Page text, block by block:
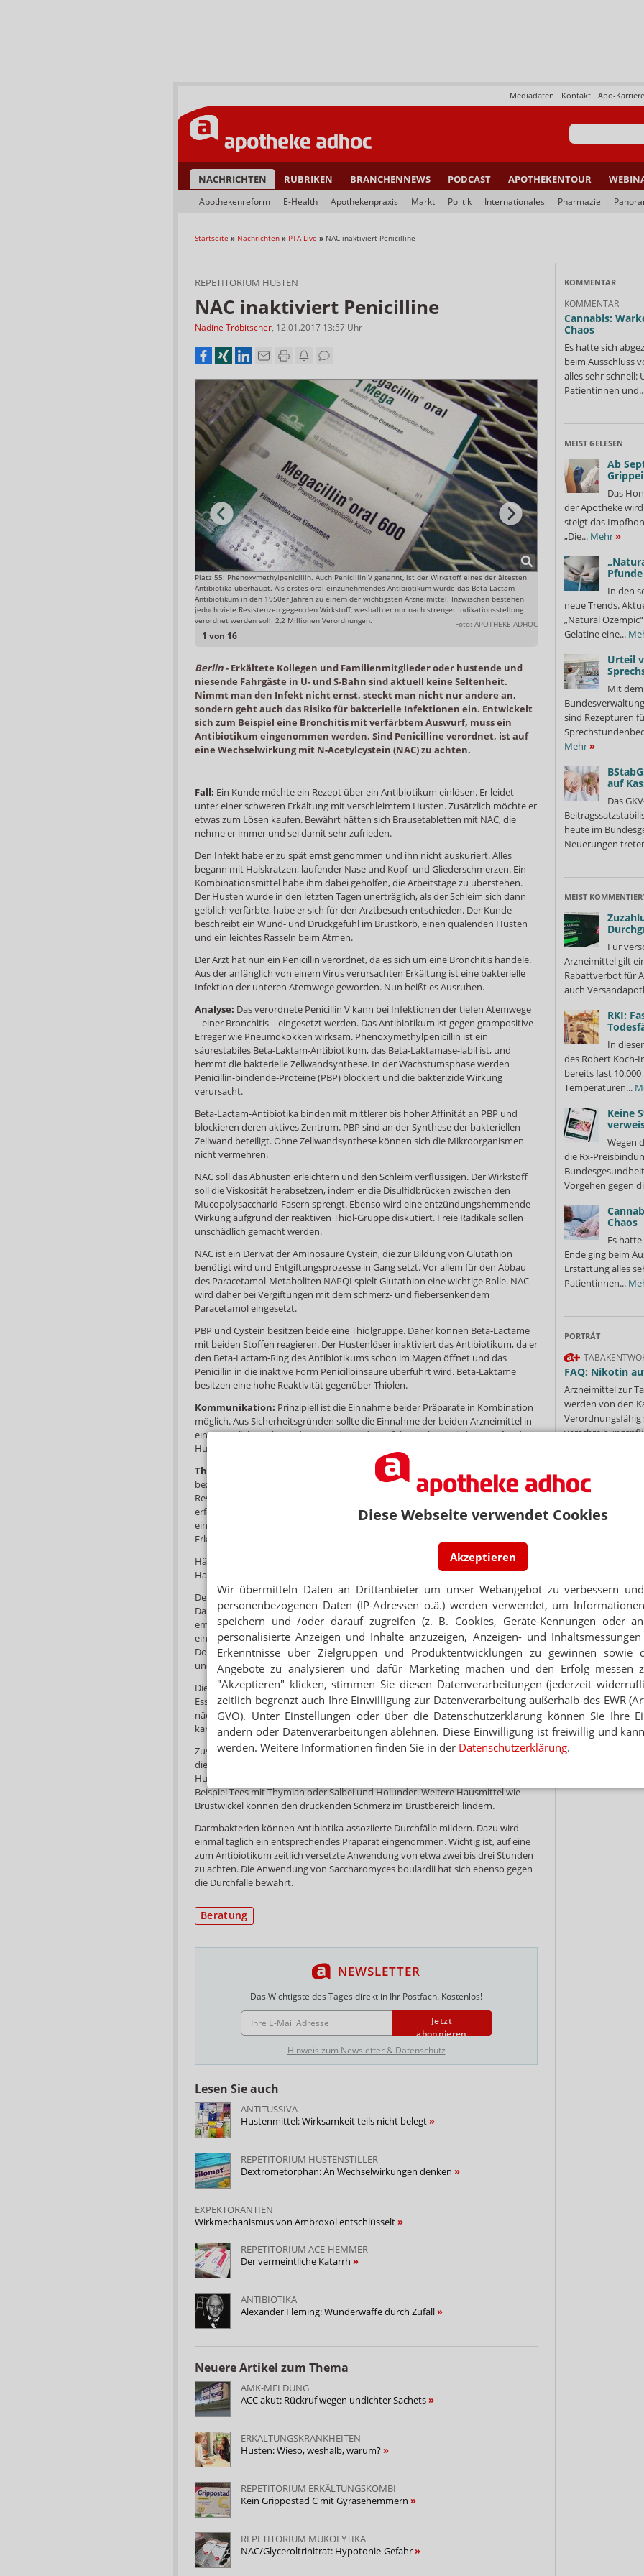
Diese Webseite verwendet Cookies
Akzeptieren
Wir übermitteln Daten an Drittanbieter um unser Webangebot zu verbessern
personenbezogenen Daten (IP-Adressen o.ä.) werden verwendet, um
speichern und /oder darauf zugreifen (z. B. Cookies, Geräte-Kennungen oder
personalisierte Anzeigen und Inhalte anzuzeigen, Anzeigen- und
Erkenntnisse über Zielgruppen und Produktentwicklungen zu gewinnen sowie
Angebote zu analysieren und dafür Marketing machen und den Erfolg messen
"Akzeptieren" klicken, stimmen Sie diesen Datenverarbeitungen (jederzeit
zeitlich begrenzt auch Ihre Einwilligung zur Datenverarbeitung außerhalb des EWR
GVO). Unter Einstellungen oder über die Datenschutzerklärung können Sie Ihre
ändern oder Datenverarbeitungen ablehnen. Diese Einwilligung ist freiwillig und
werden. Weitere Informationen finden Sie in der Datenschutzerklärung.
Apo-Karriere
Kontakt
Mediadaten
NACHRICHTEN RUBRIKEN BRANCHENNEWS PODCAST APOTHEKENTOUR
Apothekenreform E-Health Apothekenpraxis Markt Politik Internationales Pharmazie
Startseite » Nachrichten » PTA Live » NAC inaktiviert Penicilline
REPETITORIUM HUSTEN
NAC inaktiviert Penicilline
Nadine Tröbitscher, 12.01.2017 13:57 Uhr
1 von 16
Platz 55: Phenoxymethylpenicillin. Auch Penicillin V genannt, ist der Wirkstoff eines der ältesten
Antibiotika überhaupt. Als erstes oral einzunehmendes Antibiotikum wurde das Beta-Lactam-
Antibiotikum in den 1950er Jahren zu einem der wichtigsten Arzneimittel. Inzwischen bestehen
jedoch viele Resistenzen gegen den Wirkstoff, weshalb er nur nach strenger Indikationsstellung
verordnet werden soll. 2,2 Millionen Verordnungen.
Foto: APOTHEKE ADHOC
Per Zufall zur Revolution:
entdeckt. Heute ist der 60.
Berlin- Erkältete Kollegen und Familienmitglieder oder hustende und
niesende Fahrgäste in U- und S-Bahn sind aktuell keine Seltenheit.
Nimmt man den Infekt nicht ernst, steckt man nicht nur andere an,
sondern geht auch das Risiko für bakterielle Infektionen ein. Entwickelt
sich zum Beispiel eine Bronchitis mit verfärbtem Auswurf, muss ein
Antibiotikum eingenommen werden. Sind Penicilline verordnet, ist auf
eine Wechselwirkung mit N-Acetylcystein (NAC) zu achten.
Fall: Ein Kunde möchte ein Rezept über ein Antibiotikum einlösen. Er leidet
unter einer schweren Erkältung mit verschleimtem Husten. Zusätzlich möchte er
etwas zum Lösen kaufen. Bewährt hätten sich Brausetabletten mit NAC, die
nehme er immer und sei damit sehr zufrieden.
Den Infekt habe er zu spät ernst genommen und ihn nicht auskuriert. Alles
begann mit Halskratzen, laufender Nase und Kopf- und Gliederschmerzen. Ein
Kombinationsmittel habe ihm dabei geholfen, die Arbeitstage zu überstehen.
Der Husten wurde in den letzten Tagen unerträglich, als der Schleim sich dann
gelblich verfärbte, habe er sich für den Arztbesuch entschieden. Der Kunde
beschreibt ein Wund- und Druckgefühl im Brustkorb, einen quälenden Husten
und ein leichtes Rasseln beim Atmen.
Der Arzt hat nun ein Penicillin verordnet, da es sich um eine Bronchitis handele.
Aus der anfänglich von einem Virus verursachten Erkältung ist eine bakterielle
Infektion der unteren Atemwege geworden. Nun heißt es Ausruhen.
Analyse: Das verordnete Penicillin V kann bei Infektionen der tiefen Atemwege
– einer Bronchitis – eingesetzt werden. Das Antibiotikum ist gegen grampositive
Erreger wie Pneumokokken wirksam. Phenoxymethylpenicillin ist ein
säurestabiles Beta-Laktam-Antibiotikum, das Beta-Laktamase-labil ist, und
hemmt die bakterielle Zellwandsynthese. In der Wachstumsphase werden
Penicillin-bindende-Proteine (PBP) blockiert und die bakterizide Wirkung
verursacht.
Beta-Lactam-Antibiotika binden mit mittlerer bis hoher Affinität an PBP und
blockieren deren aktives Zentrum. PBP sind an der Synthese der bakteriellen
Zellwand beteiligt. Ohne Zellwandsynthese können sich die Mikroorganismen
nicht vermehren.
NAC soll das Abhusten erleichtern und den Schleim verflüssigen. Der Wirkstoff
soll die Viskosität herabsetzen, indem er die Disulfidbrücken zwischen den
Mucopolysaccharid-Fasern sprengt. Ebenso wird eine entzündungshemmende
Wirkung aufgrund der reaktiven Thiol-Gruppe diskutiert. Freie Radikale sollen
unschädlich gemacht werden.
NAC ist ein Derivat der Aminosäure Cystein, die zur Bildung von Glutathion
benötigt wird und Entgiftungsprozesse in Gang setzt. Vor allem für den Abbau
des Paracetamol-Metaboliten NAPQI spielt Glutathion eine wichtige Rolle. NAC
wird daher bei Vergiftungen mit dem schmerz- und fiebersenkendem
Paracetamol eingesetzt.
PBP und Cystein besitzen beide eine Thiolgruppe. Daher können Beta-Lactame
mit beiden Stoffen reagieren. Der Hustenlöser inaktiviert das Antibiotikum, da er
den Beta-Lactam-Ring des Antibiotikums schon im Magen öffnet und das
Penicillin in die inaktive Form Penicilloinsäure überführt wird. Beta-Laktame
besitzen eine hohe Reaktivität gegenüber Thiolen.
Kommunikation: Prinzipiell ist die Einnahme beider Präparate in Kombination
möglich. Aus Sicherheitsgründen sollte die Einnahme der beiden Arzneimittel in
einem zeitlichen Abstand von zwei Stunden erfolgen. Alternativ kann auf andere
Hustenlöser wie Ambroxol ausgewichen werden.
Therapie:
Das Antibiotikum sollte drei- bis viermal täglich im Abstand von sechs
beziehungsweise acht Stunden eingenommen werden. Um eine bestmögliche
Resorption zu erreichen, sollte die Einnahme eine Stunde vor einer Mahlzeit
erfolgen. Die Tabletten sollten nicht zerkaut und mit reichlich Flüssigkeit
eingenommen werden. Die Therapiedauer richtet sich nach der Schwere der
Erkrankung und kann in der Regel sieben bis zehn Tage betragen.
Häufige unerwünschte Wirkungen können Durchfall, Magendrücken oder
Hautausschläge sein. Auch Penicillin-Allergien werden häufig beschrieben.
Der Schleimlöser ist als Brausetablette in den Stärken 200 und 600 mg erhältlich.
Da NAC eine kurze Halbwertszeit besitzt, ist eine mehrmals tägliche Einnahme zu
empfehlen. Geeignet dafür sind die Tabletten zu 200 mg; soll die Einnahme nur
einmal täglich erfolgen, greift man zur Variante mit 600 mg. Die höhere
Dosierung kann auch auf zwei Gaben verteilt werden. Kunden lösen morgens
und mittags je eine halbe Tablette auf.
Die Brausetabletten werden in Wasser aufgelöst und die Flüssigkeit nach dem
Essen getrunken. Eine Einnahme nach etwa 18 Uhr ist nicht zu empfehlen, da
nächtlicher Husten aufgrund der schleimlösenden Wirkung den Schlaf stören
kann.
Zusätzlich können Erkältungssalben auf Brust und Rücken aufgetragen werden,
die eine inhalative, wärmende und entspannende Wirkung haben können.
Hustengeplagte sollten ebenfalls ausreichend trinken, geeignet sind zum
Beispiel Tees mit Thymian oder Salbei und Holunder. Weitere Hausmittel wie
Brustwickel können den drückenden Schmerz im Brustbereich lindern.
Darmbakterien können Antibiotika-assoziierte Durchfälle mildern. Dazu wird
einmal täglich ein entsprechendes Präparat eingenommen. Wichtig ist, auf eine
zum Antibiotikum zeitlich versetzte Anwendung von etwa zwei bis drei Stunden
zu achten. Die Anwendung von Saccharomyces boulardii hat sich ebenso gegen
die Durchfälle bewährt.
Beratung
NEWSLETTER
Das Wichtigste des Tages direkt in Ihr Postfach. Kostenlos!
E-MAIL ADRESSE
Jetzt
abonnieren
Hinweis zum Newsletter & Datenschutz
Lesen Sie auch
ANTITUSSIVA
Hustenmittel: Wirksamkeit teils nicht belegt
REPETITORIUM HUSTENSTILLER
Dextrometorphan: An Wechselwirkungen denken
EXPEKTORANTIEN
Wirkmechanismus von Ambroxol entschlüsselt
REPETITORIUM ACE-HEMMER
Der vermeintliche Katarrh
ANTIBIOTIKA
Alexander Fleming: Wunderwaffe durch Zufall
Neuere Artikel zum Thema
AMK-MELDUNG
ACC akut: Rückruf wegen undichter Sachets
ERKÄLTUNGSKRANKHEITEN
Husten: Wieso, weshalb, warum?
REPETITORIUM ERKÄLTUNGSKOMBI
Kein Grippostad C mit Gyrasehemmern
REPETITORIUM MUKOLYTIKA
NAC/Glyceroltrinitrat: Hypotonie-Gefahr
KOMMENTAR
KOMMENTAR
Cannabis:
Chaos
Es hatte sich
beim Ausschluss
alles sehr schnell:
Patientinnen
MEIST GELESEN
Ab
Das
der Apotheke
steigt das
„Die... Mehr»
In den
neue Trends.
„Natural
Gelatine eine...
Urteil
Mit
sind Rezepturen
Mehr»
auf
Das
heute im
Neuerungen
MEIST
Für
Arzneimittel gilt
Rabattverbot für
auch
RKI:
In
des Robert Koch-
bereits fast
Temperaturen...
Keine
Wegen
die Rx-
Vorgehen gegen
Chaos
Es
Ende ging beim
Erstattung alles
Patientinnen...
PORTRÄT
FAQ: Nikotin
Arzneimittel zur
werden von den